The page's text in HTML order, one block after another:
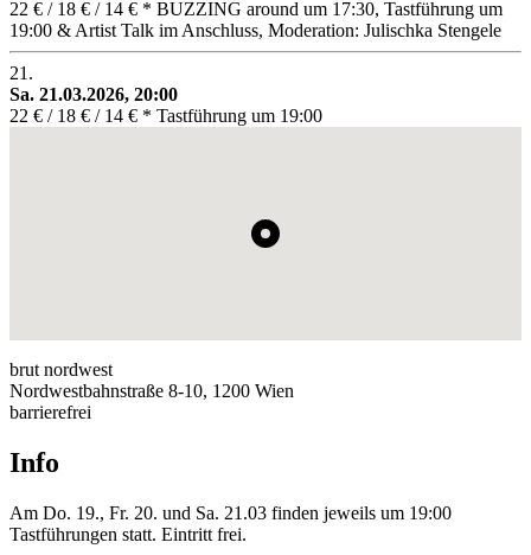
22 € / 18 € / 14 € * BUZZING around um 17:30, Tastführung um
19:00 & Artist Talk im Anschluss, Moderation: Julischka Stengele
21.
Sa. 21.03.2026, 20:00
22 € / 18 € / 14 € * Tastführung um 19:00
brut nordwest
Nordwestbahnstraße 8-10, 1200 Wien
barrierefrei
Info
Am Do. 19., Fr. 20. und Sa. 21.03 finden jeweils um 19:00
Tastführungen statt. Eintritt frei.